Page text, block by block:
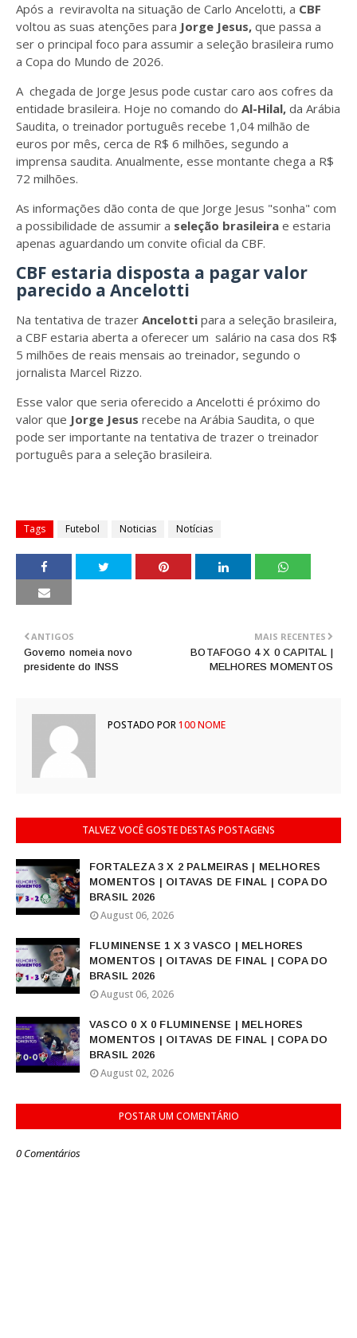
Após a reviravolta na situação de Carlo Ancelotti, a CBF
voltou as suas atenções para Jorge Jesus, que passa a
ser o principal foco para assumir a seleção brasileira rumo
a Copa do Mundo de 2026.
A chegada de Jorge Jesus pode custar caro aos cofres da
entidade brasileira. Hoje no comando do Al-Hilal, da Arábia
Saudita, o treinador português recebe 1,04 milhão de
euros por mês, cerca de R$ 6 milhões, segundo a
imprensa saudita. Anualmente, esse montante chega a R$
72 milhões.
As informações dão conta de que Jorge Jesus "sonha" com
a possibilidade de assumir a seleção brasileira e estaria
apenas aguardando um convite oficial da CBF.
CBF estaria disposta a pagar valor
parecido a Ancelotti
Na tentativa de trazer Ancelotti para a seleção brasileira,
a CBF estaria aberta a oferecer um salário na casa dos R$
5 milhões de reais mensais ao treinador, segundo o
jornalista Marcel Rizzo.
Esse valor que seria oferecido a Ancelotti é próximo do
valor que Jorge Jesus recebe na Arábia Saudita, o que
pode ser importante na tentativa de trazer o treinador
português para a seleção brasileira.
Tags Futebol Noticias Notícias
MAIS RECENTES
BOTAFOGO 4 X 0 CAPITAL |
MELHORES MOMENTOS
ANTIGOS
Governo nomeia novo
presidente do INSS
POSTADO POR100 NOME
TALVEZ VOCÊ GOSTE DESTAS POSTAGENS
FORTALEZA 3 X 2 PALMEIRAS | MELHORES
MOMENTOS | OITAVAS DE FINAL | COPA DO
BRASIL 2026
August 06, 2026
FLUMINENSE 1 X 3 VASCO | MELHORES
MOMENTOS | OITAVAS DE FINAL | COPA DO
BRASIL 2026
August 06, 2026
VASCO 0 X 0 FLUMINENSE | MELHORES
MOMENTOS | OITAVAS DE FINAL | COPA DO
BRASIL 2026
August 02, 2026
POSTAR UM COMENTÁRIO
0 Comentários